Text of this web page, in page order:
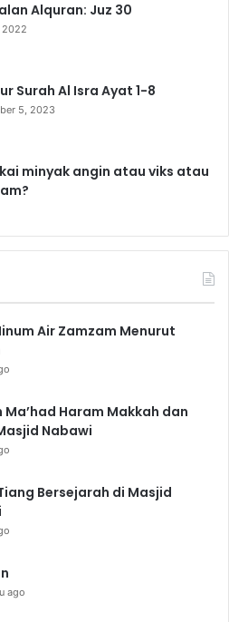
Alquran: Juz 30
2022
Surah Al Isra Ayat 1-8
5, 2023
minyak angin atau viks atau
Air Zamzam Menurut
Ma’had Haram Makkah dan
Nabawi
Bersejarah di Masjid
ago